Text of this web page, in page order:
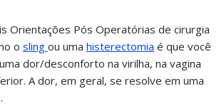
Orientações Pós Operatórias de cirurgia
o sling ou uma histerectomia é que você
dor/desconforto na virilha, na vagina
A dor, em geral, se resolve em uma